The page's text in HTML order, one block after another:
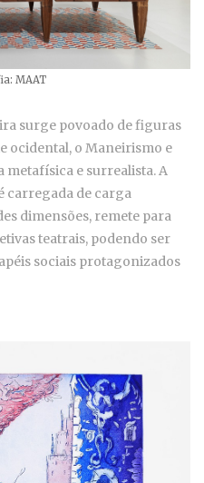
MAAT
surge povoado de figuras
ocidental, o Maneirismo e
metafísica e surrealista. A
carregada de carga
dimensões, remete para
teatrais, podendo ser
sociais protagonizados